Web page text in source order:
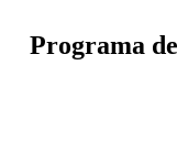
Programa